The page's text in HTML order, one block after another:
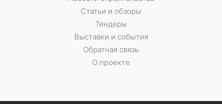
Статьи и обзоры
Тендеры
Выставки и события
Обратная связь
О проекте